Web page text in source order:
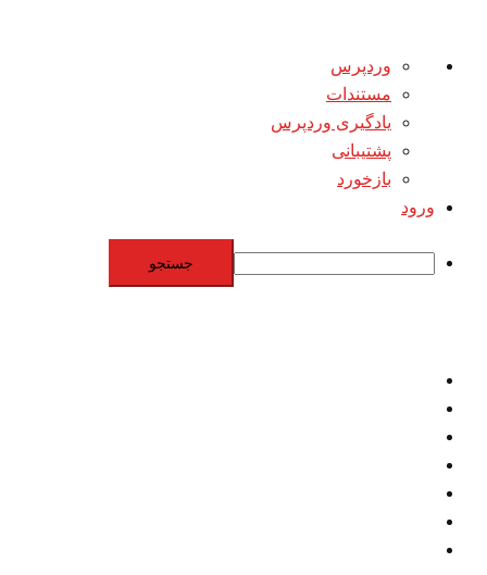
درباره
وردپرس
وردپرس
مستندات
یادگیری وردپرس
پشتیبانی
بازخورد
ورود
جستجو